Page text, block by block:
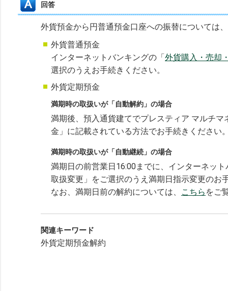
回答
外貨預金から円普通預金口座への振替については
外貨普通預金
インターネットバンキングの「外貨購入・売却
選択のうえお手続きください。
外貨定期預金
満期時の取扱いが「自動解約」の場合
満期後、預入通貨建てでプレスティア マルチ
金」に記載されている方法でお手続きください
満期時の取扱いが「自動継続」の場合
満期日の前営業日16:00までに、インターネッ
取扱変更」をご選択のうえ満期日指示変更のお
なお、満期日前の解約については、
こちら をご
関連キーワード
外貨定期預金解約